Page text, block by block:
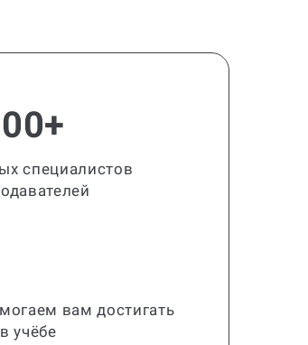
специалистов
вам достигать
учёбе